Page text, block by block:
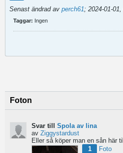
Senast ändrad av perch61; 2024-01-
Taggar: Ingen
Foton
Svar till Spola av lina
av Ziggystardust
Eller så köper man en sån här
1
Foto